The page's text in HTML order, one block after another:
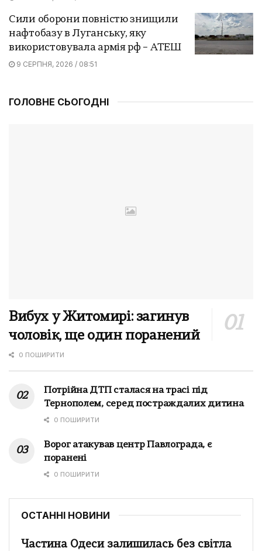
Сили оборони повністю знищили
нафтобазу в Луганську, яку
використовувала армія рф – АТЕШ
9 СЕРПНЯ, 2026 / 08:51
ГОЛОВНЕ СЬОГОДНІ
Вибух у Житомирі: загинув
чоловік, ще один поранений
0 ПОШИРИТИ
Потрійна ДТП сталася на трасі під
Тернополем, серед постраждалих дитина
0 ПОШИРИТИ
Ворог атакував центр Павлограда, є
поранені
0 ПОШИРИТИ
ОСТАННІ НОВИНИ
Частина Одеси залишилась без світла